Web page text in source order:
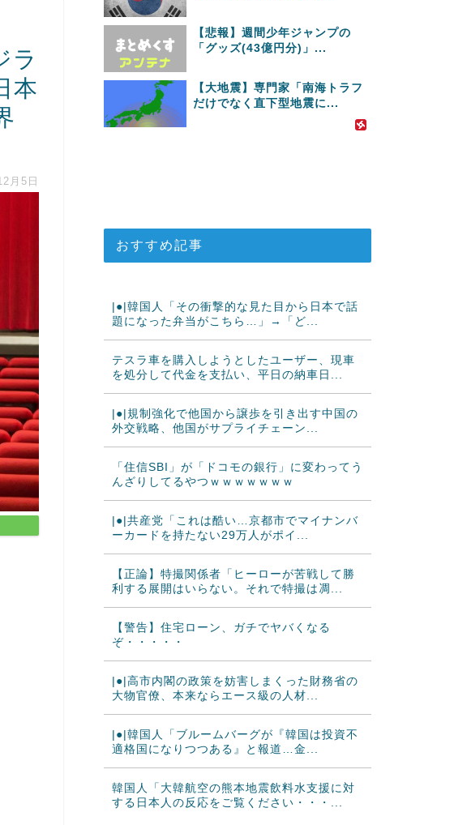
ラ
本
月5日
【悲報】週間少年ジャンプの
「グッズ(43億円分)」...
【大地震】専門家「南海トラフ
だけでなく直下型地震に...
おすすめ記事
|●|韓国人「その衝撃的な見た目から日本で話
題になった弁当がこちら…」→「ど...
テスラ車を購入しようとしたユーザー、現車
を処分して代金を支払い、平日の納車日...
|●|規制強化で他国から譲歩を引き出す中国の
外交戦略、他国がサプライチェーン...
「住信SBI」が「ドコモの銀行」に変わってう
んざりしてるやつｗｗｗｗｗｗｗ
|●|共産党「これは酷い…京都市でマイナンバ
ーカードを持たない29万人がポイ...
【正論】特撮関係者「ヒーローが苦戦して勝
利する展開はいらない。それで特撮は凋...
【警告】住宅ローン、ガチでヤバくなる
ぞ・・・・・
|●|高市内閣の政策を妨害しまくった財務省の
大物官僚、本来ならエース級の人材...
|●|韓国人「ブルームバーグが『韓国は投資不
適格国になりつつある』と報道…金...
韓国人「大韓航空の熊本地震飲料水支援に対
する日本人の反応をご覧ください・・・...